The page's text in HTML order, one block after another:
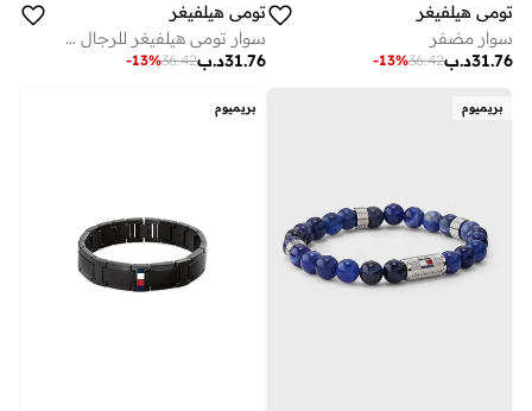
تومي هيلفيغر
سوار مضفر
د.ب31.76
36.42
-13%
تومي هيلفيغر
سوار تومي هيلفيغر للرجال من الفولاذ المقاوم للصدأ
د.ب31.76
36.42
-13%
بريميوم بريميوم